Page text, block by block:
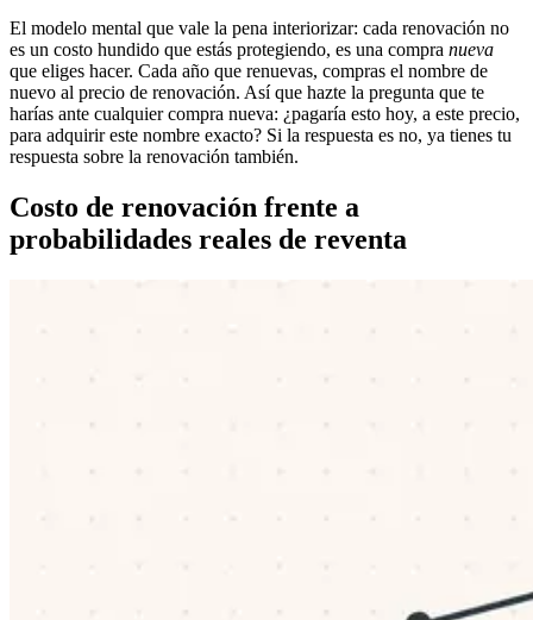
El modelo mental que vale la pena interiorizar: cada renovación no
es un costo hundido que estás protegiendo, es una compra nueva
que eliges hacer. Cada año que renuevas, compras el nombre de
nuevo al precio de renovación. Así que hazte la pregunta que te
harías ante cualquier compra nueva: ¿pagaría esto hoy, a este precio,
para adquirir este nombre exacto? Si la respuesta es no, ya tienes tu
respuesta sobre la renovación también.
Costo de renovación frente a
probabilidades reales de reventa